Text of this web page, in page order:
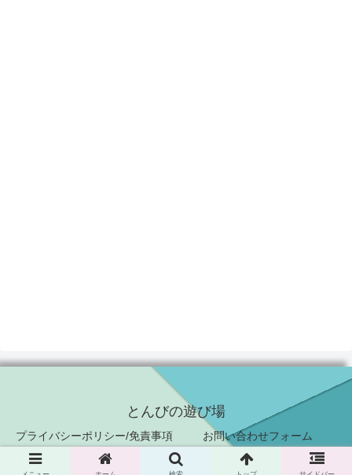
とんびの遊び場
プライバシーポリシー/免責事項 お問い合わせフォーム
© 2021-2026 とんびの遊び場.